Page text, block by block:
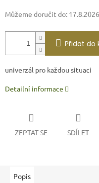
Můžeme doručit do: 17.8.2026
Přidat do
univerzál pro každou situaci
Detailní informace
ZEPTAT SE SDÍLET
Popis